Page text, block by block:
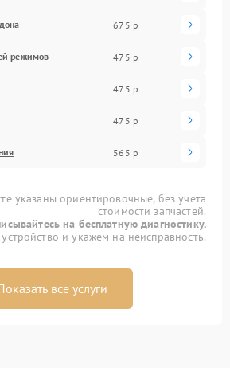
675 р
режимов 475 р
475 р
475 р
565 р
указаны ориентировочные, без учета
стоимости запчастей.
на бесплатную диагностику.
и укажем на неисправность.
все услуги